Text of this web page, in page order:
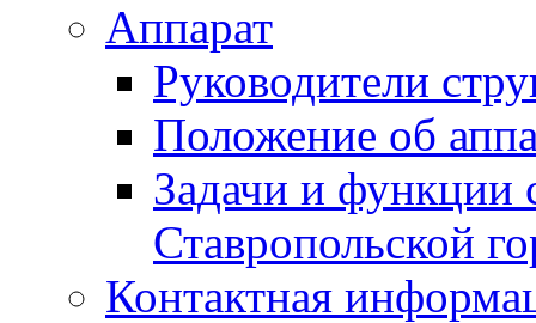
Аппарат
Руководители
Положение об
Задачи и функции
Ставропольской
Контактная